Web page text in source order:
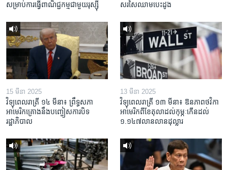
សម្រាប់​ការ​ធ្វើ​ពាណិជ្ជកម្ម​ជាមួយ​រុស្ស៊ី
សរសៃ​ឈាម​បេះដូង
15 មីនា 2025
វិទ្យុពេលរាត្រី ១៤ មីនា៖ ព្រឹទ្ធសភា
អាមេរិកគ្រោងនឹងបញ្ចៀសការបិទ
រដ្ឋាភិបាល
13 មីនា 2025
វិទ្យុពេលរាត្រី ១៣ មីនា៖ ឱនភាព​ថវិកា​
អាមេរិក​ពី​ខែ​តុលា​ដល់​កុម្ភៈ​កើន​ដល់​
១.១៤៧​លានលាន​ដុល្លារ